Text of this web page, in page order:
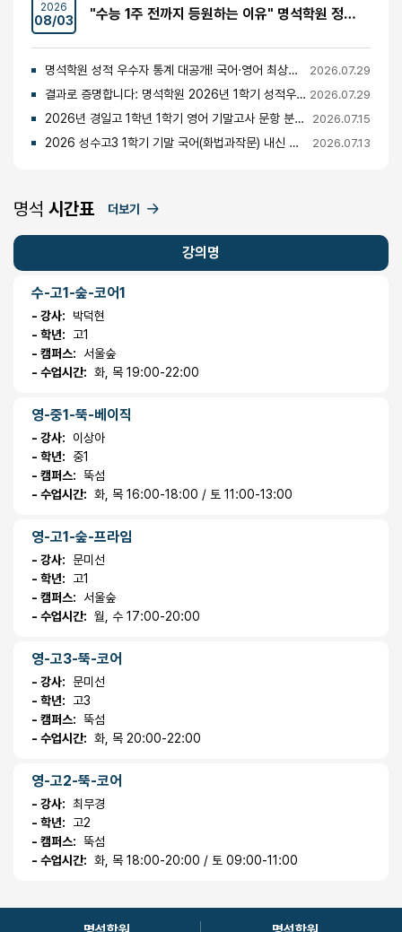
2026
08/03 "수능 1주 전까지 등원하는 이유" 명석학원 정시반 개강 안내 (성수고·경일고·무학여고·대광고 등)
명석학원 성적 우수자 통계 대공개! 국어·영어 최상위권의 비밀 2026.07.29
결과로 증명합니다: 명석학원 2026년 1학기 성적우수자 명단 공개 2026.07.29
2026년 경일고 1학년 1학기 영어 기말고사 문항 분석 및 총평 2026.07.15
2026 성수고3 1학기 기말 국어(화법과작문) 내신 분석 및 경향 2026.07.13
명석 시간표 더보기
강의명
수-고1-숲-코어1
- 강사:
박덕현
- 학년:
고1
- 캠퍼스:
서울숲
- 수업시간: 화, 목 19:00-22:00
영-중1-뚝-베이직
- 강사:
이상아
- 학년:
중1
- 캠퍼스:
뚝섬
- 수업시간: 화, 목 16:00-18:00 / 토 11:00-13:00
영-고1-숲-프라임
- 강사: 문미선
- 학년:
고1
- 캠퍼스:
서울숲
- 수업시간: 월, 수 17:00-20:00
영-고3-뚝-코어
- 강사: 문미선
- 학년:
고3
- 캠퍼스:
뚝섬
- 수업시간: 화, 목 20:00-22:00
영-고2-뚝-코어
- 강사: 최무경
- 학년:
고2
- 캠퍼스:
뚝섬
- 수업시간: 화, 목 18:00-20:00 / 토 09:00-11:00